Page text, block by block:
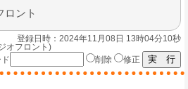
ロント
登録日時：2024年11月08日 13時04分10秒
オフロント)
削除 修正